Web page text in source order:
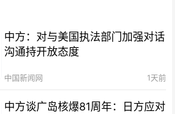
中方：对与美国执法部门加强对话
沟通持开放态度
中国新闻网 1天前
中方谈广岛核爆81周年：日方应对